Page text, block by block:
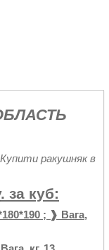
Купити ракушняк в
за куб:
; ❱ Вага,